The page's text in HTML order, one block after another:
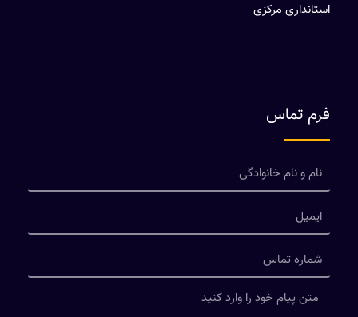
استانداری مرکزی
فرم تماس